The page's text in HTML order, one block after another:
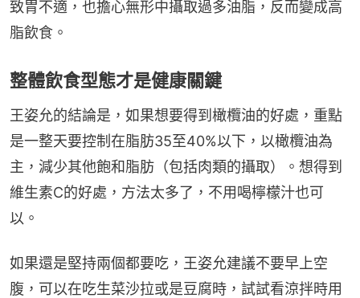
致胃不適，也擔心無形中攝取過多油脂，反而變成高
脂飲食。
整體飲食型態才是健康關鍵
王姿允的結論是，如果想要得到橄欖油的好處，重點
是一整天要控制在脂肪35至40%以下，以橄欖油為
主，減少其他飽和脂肪（包括肉類的攝取）。想得到
維生素C的好處，方法太多了，不用喝檸檬汁也可
以。
如果還是堅持兩個都要吃，王姿允建議不要早上空
腹，可以在吃生菜沙拉或是豆腐時，試試看涼拌時用